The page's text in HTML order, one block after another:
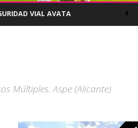
VIAL AVATA
Múltiples. Aspe (Alicante)